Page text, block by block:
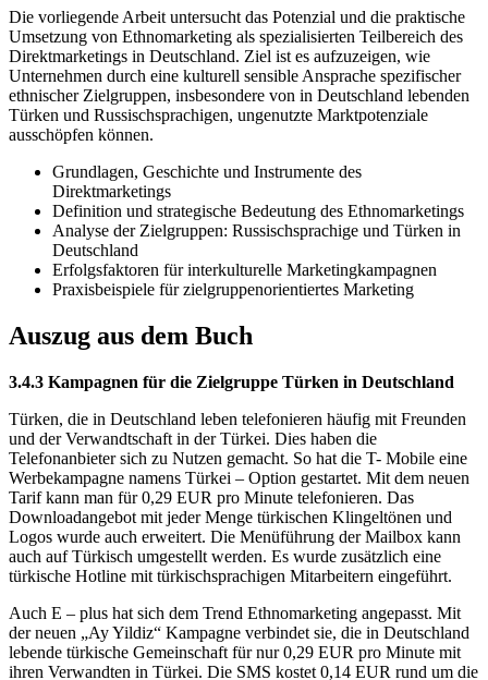
Die vorliegende Arbeit untersucht das Potenzial und die praktische
Umsetzung von Ethnomarketing als spezialisierten Teilbereich des
Direktmarketings in Deutschland. Ziel ist es aufzuzeigen, wie
Unternehmen durch eine kulturell sensible Ansprache spezifischer
ethnischer Zielgruppen, insbesondere von in Deutschland lebenden
Türken und Russischsprachigen, ungenutzte Marktpotenziale
ausschöpfen können.
Grundlagen, Geschichte und Instrumente des
Direktmarketings
Definition und strategische Bedeutung des Ethnomarketings
Analyse der Zielgruppen: Russischsprachige und Türken in
Deutschland
Erfolgsfaktoren für interkulturelle Marketingkampagnen
Praxisbeispiele für zielgruppenorientiertes Marketing
Auszug aus dem Buch
3.4.3 Kampagnen für die Zielgruppe Türken in Deutschland
Türken, die in Deutschland leben telefonieren häufig mit Freunden
und der Verwandtschaft in der Türkei. Dies haben die
Telefonanbieter sich zu Nutzen gemacht. So hat die T- Mobile eine
Werbekampagne namens Türkei – Option gestartet. Mit dem neuen
Tarif kann man für 0,29 EUR pro Minute telefonieren. Das
Downloadangebot mit jeder Menge türkischen Klingeltönen und
Logos wurde auch erweitert. Die Menüführung der Mailbox kann
auch auf Türkisch umgestellt werden. Es wurde zusätzlich eine
türkische Hotline mit türkischsprachigen Mitarbeitern eingeführt.
Auch E – plus hat sich dem Trend Ethnomarketing angepasst. Mit
der neuen „Ay Yildiz“ Kampagne verbindet sie, die in Deutschland
lebende türkische Gemeinschaft für nur 0,29 EUR pro Minute mit
ihren Verwandten in Türkei. Die SMS kostet 0,14 EUR rund um die